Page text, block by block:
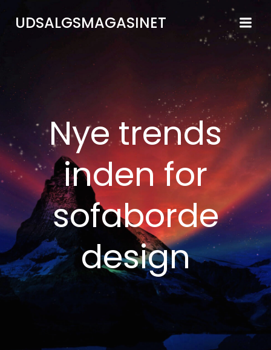
til
UDSALGSMAGASINET
Nye trends
inden for
sofaborde
design